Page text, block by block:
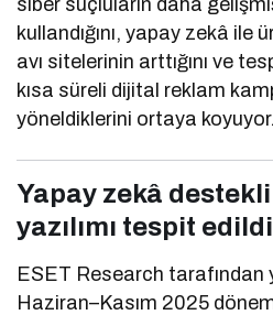
kullandığını, yapay zekâ ile
avı sitelerinin arttığını ve
kısa süreli dijital reklam
yöneldiklerini ortaya koyuyor.
Yapay zekâ
yazılımı tespit edildi
ESET Research tarafından
Haziran–Kasım 2025